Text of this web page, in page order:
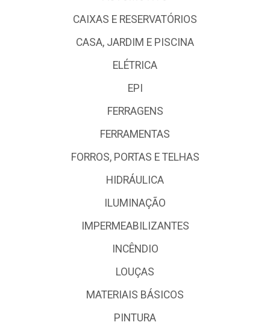
CAIXAS E RESERVATÓRIOS
CASA, JARDIM E PISCINA
ELÉTRICA
EPI
FERRAGENS
FERRAMENTAS
FORROS, PORTAS E TELHAS
HIDRÁULICA
ILUMINAÇÃO
IMPERMEABILIZANTES
INCÊNDIO
LOUÇAS
MATERIAIS BÁSICOS
PINTURA